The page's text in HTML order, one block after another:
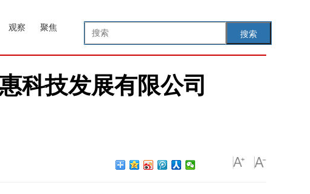
搜索
观察 聚焦
科技发展有限公司